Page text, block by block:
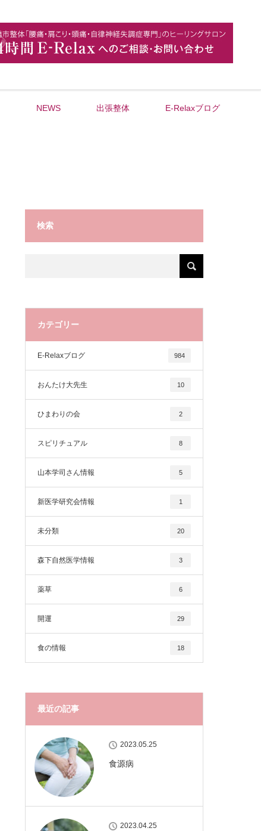
NEWS 出張整体 E-Relaxブログ
検索
カテゴリー
E-Relaxブログ 984
おんたけ大先生 10
ひまわりの会 2
スピリチュアル 8
山本学司さん情報 5
新医学研究会情報 1
未分類 20
森下自然医学情報 3
薬草 6
開運 29
食の情報 18
最近の記事
2023.05.25
食源病
2023.04.25